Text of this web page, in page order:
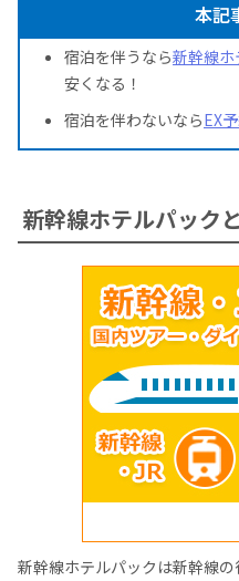
本記
宿泊を伴うなら新幹線ホ
安くなる！
宿泊を伴わないならEX
新幹線ホテルパック
新幹線ホテルパックは新幹線